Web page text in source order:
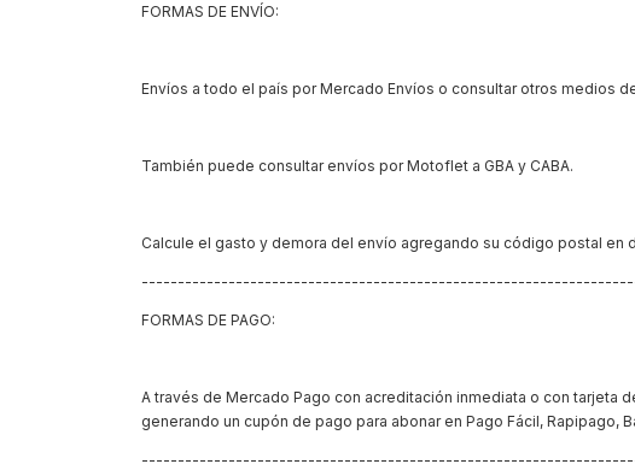
FORMAS DE ENVÍO:
Envíos a todo el país por Mercado Envíos o consultar otros medios
También puede consultar envíos por Motoflet a GBA y CABA.
Calcule el gasto y demora del envío agregando su código postal
FORMAS DE PAGO:
A través de Mercado Pago con acreditación inmediata o con
generando un cupón de pago para abonar en Pago Fácil, Rapipago,